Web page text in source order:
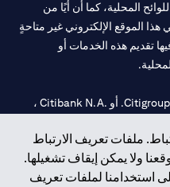
ملفات تعريف الارتباط
ولا يمكن إيقاف تشغيلها.
استخدامنا لملفات تعريف
المحلية، كما أن أيًا من
هذا الموقع الإلكتروني غير متاحةٍ
تقديم هذه الخدمات أو
سيتي بنك هي علامة خدمة لشركة Citigroup Inc. أو .Citibank N.A ،
مصرف الإمارات المركزي تحت
أرقام التراخيص 202563 لفرع الوصل في دبي، 531989 لفرع مول